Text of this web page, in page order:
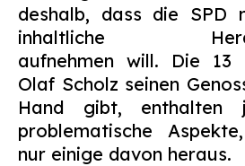
deshalb, dass die SPD
inhaltliche
aufnehmen will. Die 13
Olaf Scholz seinen
Hand gibt, enthalten
problematische
nur einige davon heraus.